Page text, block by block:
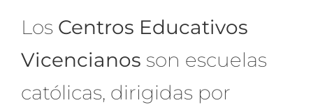
Los Centros Educativos
Vicencianos son escuelas
católicas, dirigidas por